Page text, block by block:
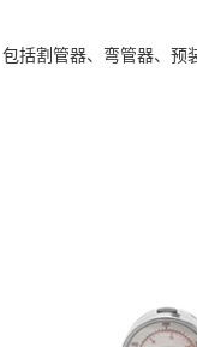
括割管器、弯管器、